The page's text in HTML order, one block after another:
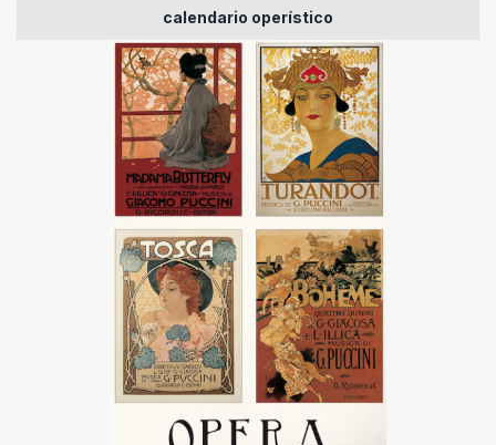
calendario operístico